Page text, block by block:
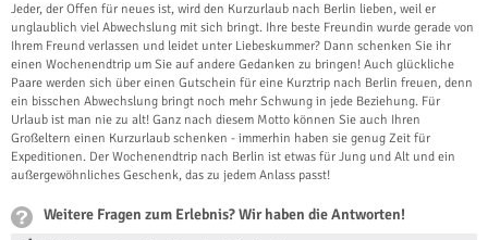
Jeder, der Offen für neues ist, wird den Kurzurlaub nach Berlin lieben, weil er
unglaublich viel Abwechslung mit sich bringt. Ihre beste Freundin wurde gerade von
Ihrem Freund verlassen und leidet unter Liebeskummer? Dann schenken Sie ihr
einen Wochenendtrip um Sie auf andere Gedanken zu bringen! Auch glückliche
Paare werden sich über einen Gutschein für eine Kurztrip nach Berlin freuen, denn
ein bisschen Abwechslung bringt noch mehr Schwung in jede Beziehung. Für
Urlaub ist man nie zu alt! Ganz nach diesem Motto können Sie auch Ihren
Großeltern einen Kurzurlaub schenken - immerhin haben sie genug Zeit für
Expeditionen. Der Wochenendtrip nach Berlin ist etwas für Jung und Alt und ein
außergewöhnliches Geschenk, das zu jedem Anlass passt!
Weitere Fragen zum Erlebnis? Wir haben die Antworten!